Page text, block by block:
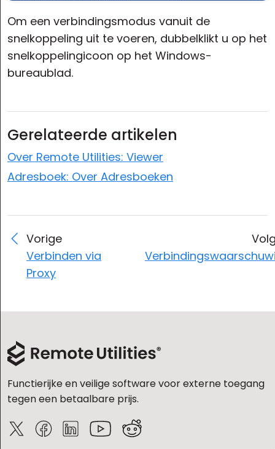
Om een verbindingsmodus vanuit de
snelkoppeling uit te voeren, dubbelklikt u op het
snelkoppelingicoon op het Windows-
bureaublad.
Gerelateerde artikelen
Over Remote Utilities: Viewer
Adresboek: Over Adresboeken
Vorige
Verbinden via
Proxy
Functierijke en veilige software voor externe toegang
tegen een betaalbare prijs.